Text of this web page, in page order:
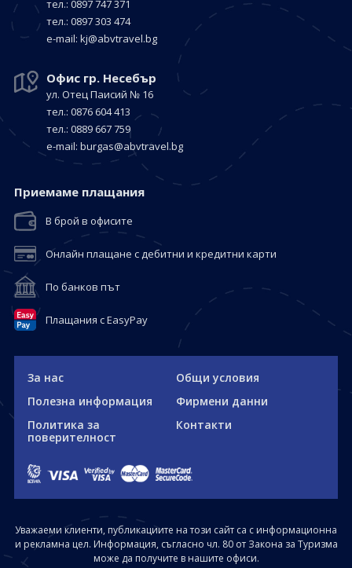
тел.: 0897 747 371
тел.: 0897 303 474
е-mail: kj@abvtravel.bg
Офис гр. Несебър
ул. Отец Паисий № 16
тел.: 0876 604 413
тел.: 0889 667 759
е-mail: burgas@abvtravel.bg
Приемaме плащания
В брой в офисите
Онлайн плащане с дебитни и кредитни карти
По банков път
Плащания с EasyPay
За нас
Общи условия
Полезна информация
Фирмени данни
Политика за
поверителност
Контакти
Уважаеми клиенти, публикациите на този сайт са с информационна
и рекламна цел. Информация, съгласно чл. 80 от Закона за Туризма
може да получите в нашите офиси.